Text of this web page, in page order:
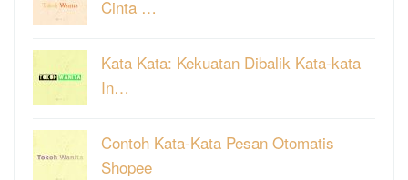
Cinta …
Kata Kata: Kekuatan Dibalik Kata-kata
In…
Contoh Kata-Kata Pesan Otomatis
Shopee